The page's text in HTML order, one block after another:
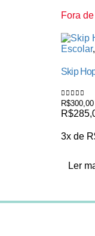
Fora
Escolar,
Skip
0de 5
R$300,00
R$
3x de
Ler